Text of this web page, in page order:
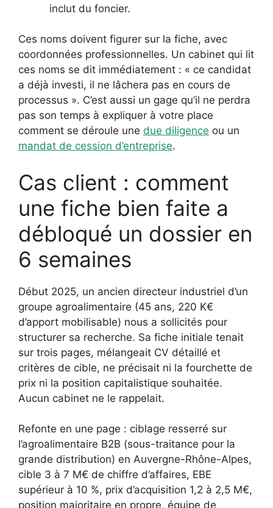
inclut du foncier.
Ces noms doivent figurer sur la fiche, avec
coordonnées professionnelles. Un cabinet qui lit
ces noms se dit immédiatement : « ce candidat
a déjà investi, il ne lâchera pas en cours de
processus ». C’est aussi un gage qu’il ne perdra
pas son temps à expliquer à votre place
comment se déroule une due diligence ou un
mandat de cession d’entreprise.
Cas client : comment
une fiche bien faite a
débloqué un dossier en
6 semaines
Début 2025, un ancien directeur industriel d’un
groupe agroalimentaire (45 ans, 220 K€
d’apport mobilisable) nous a sollicités pour
structurer sa recherche. Sa fiche initiale tenait
sur trois pages, mélangeait CV détaillé et
critères de cible, ne précisait ni la fourchette de
prix ni la position capitalistique souhaitée.
Aucun cabinet ne le rappelait.
Refonte en une page : ciblage resserré sur
l’agroalimentaire B2B (sous-traitance pour la
grande distribution) en Auvergne-Rhône-Alpes,
cible 3 à 7 M€ de chiffre d’affaires, EBE
supérieur à 10 %, prix d’acquisition 1,2 à 2,5 M€,
position majoritaire en propre, équipe de